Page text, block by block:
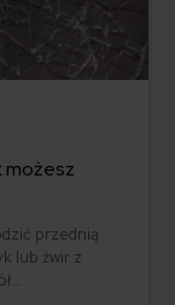
możesz
przednią
lub żwir z